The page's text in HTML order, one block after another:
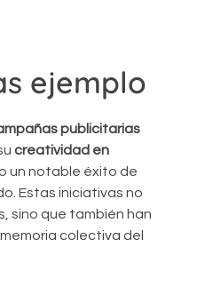
ejemplo
publicitarias
creatividad en
un notable éxito de
Estas iniciativas no
sino que también han
colectiva del